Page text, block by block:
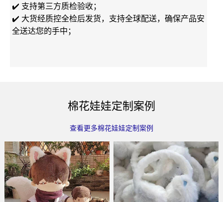
✔️ 支持第三方质检验收；
✔️ 大货经质控全检后发货，支持全球配送，确保产品安
全送达您的手中；
棉花娃娃定制案例
查看更多棉花娃娃定制案例